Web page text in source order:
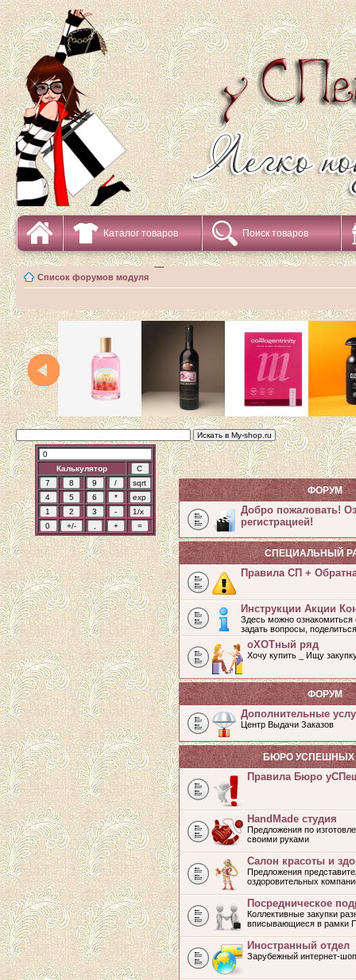
Каталог товаров Поиск товаров
Список форумов модуля
Калькулятор
ФОРУМ
Добро пожаловать!
регистрацией!
СПЕЦИАЛЬНЫЙ
Правила СП +
Инструкции Акции
Здесь можно
задать вопросы,
оХОТный ряд
Хочу купить _ Ищу
ФОРУМ
Дополнительные
Центр Выдачи Заказов
БЮРО УСПЕШНЫХ
Правила Бюро
HandMade студия
Предложения по
своими руками
Салон красоты и
Предложения
оздоровительных
Посредническое
Коллективные закупки
вписывающиеся в рамки
Иностранный отдел
Зарубежный интернет-